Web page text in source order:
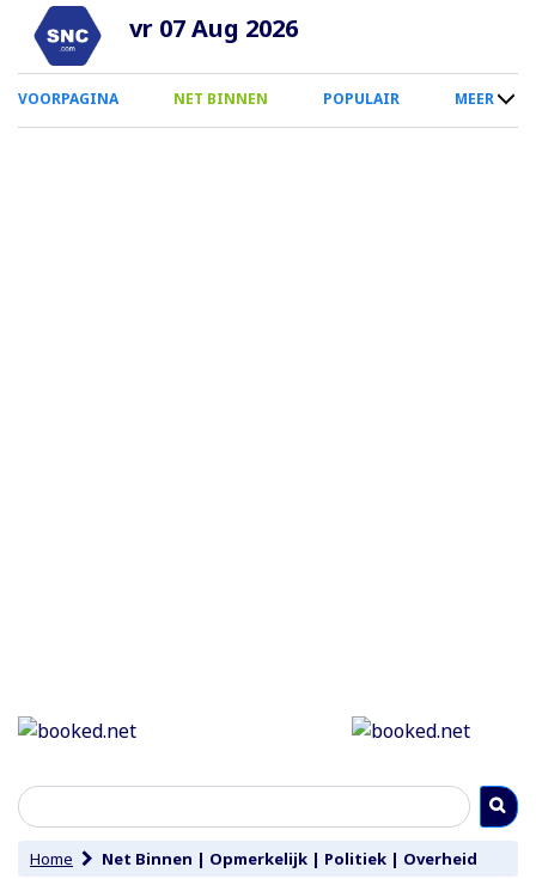
Overslaan
naar
inhoud
vr 07 Aug 2026
0
Smartphone
VOORPAGINA NET BINNEN POPULAIR MEER
Home Net Binnen | Opmerkelijk | Politiek | Overheid